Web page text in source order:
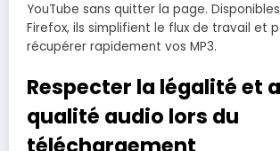
YouTube sans quitter la page.
Firefox, ils simplifient le flux de travail et
récupérer rapidement vos MP3.
Respecter la légalité et
qualité audio lors du